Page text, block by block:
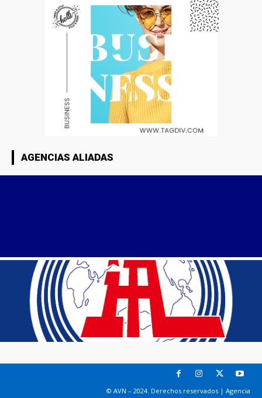
AGENCIAS ALIADAS
© AVN – 2024. Derechos reservados | Agencia